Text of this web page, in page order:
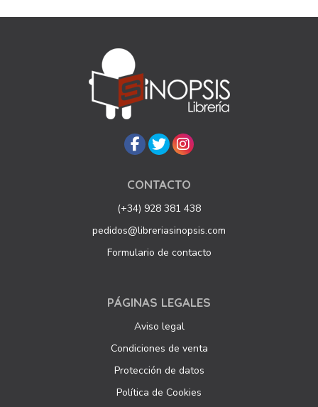
CONTACTO
(+34) 928 381 438
pedidos@libreriasinopsis.com
Formulario de contacto
PÁGINAS LEGALES
Aviso legal
Condiciones de venta
Protección de datos
Política de Cookies